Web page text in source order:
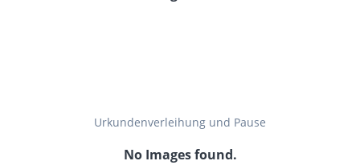
Urkundenverleihung und Pause
No Images found.